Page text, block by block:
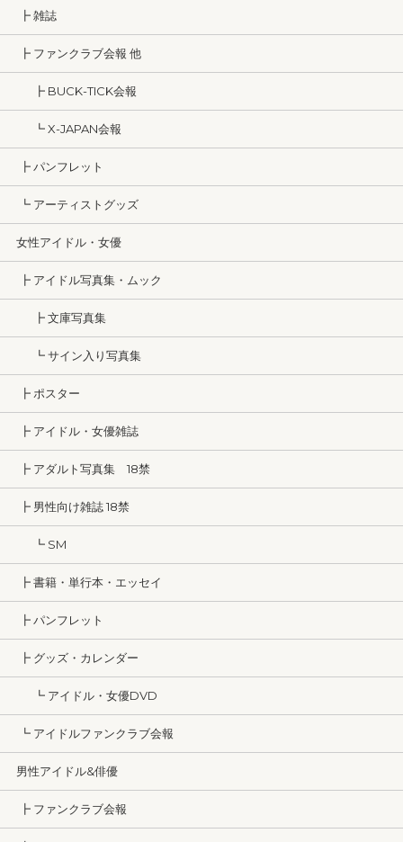
┣ 雑誌
┣ ファンクラブ会報 他
┣ BUCK-TICK会報
┗ X-JAPAN会報
┣ パンフレット
┗ アーティストグッズ
女性アイドル・女優
┣ アイドル写真集・ムック
┣ 文庫写真集
┗ サイン入り写真集
┣ ポスター
┣ アイドル・女優雑誌
┣ アダルト写真集 18禁
┣ 男性向け雑誌 18禁
┗ SM
┣ 書籍・単行本・エッセイ
┣ パンフレット
┣ グッズ・カレンダー
┗ アイドル・女優DVD
┗ アイドルファンクラブ会報
男性アイドル&俳優
┣ ファンクラブ会報